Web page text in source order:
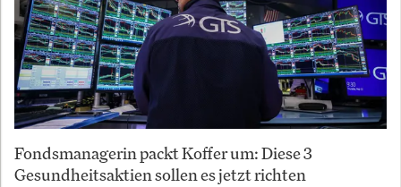
Fondsmanagerin packt Koffer um: Diese 3
Gesundheitsaktien sollen es jetzt richten